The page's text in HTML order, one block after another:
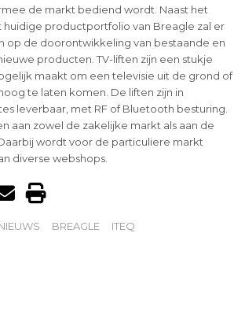
de markt bediend wordt. Naast het
productportfolio van Breagle zal er
op de doorontwikkeling van bestaande en
producten. TV-liften zijn een stukje
maakt om een televisie uit de grond of
te laten komen. De liften zijn in
leverbaar, met RF of Bluetooth besturing.
aan zowel de zakelijke markt als aan de
wordt voor de particuliere markt
diverse webshops.
BREAGLE
ITEQ